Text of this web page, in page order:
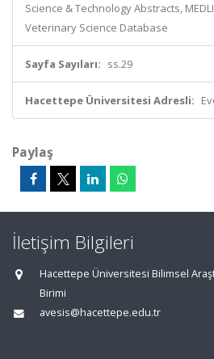
Science & Technology Abstracts,
Veterinary Science Database
Sayfa Sayıları: ss.29
Hacettepe Üniversitesi Adresli:
Paylaş
İletişim Bilgileri
Hacettepe Üniversitesi Bilimsel
Birimi
avesis@hacettepe.edu.tr